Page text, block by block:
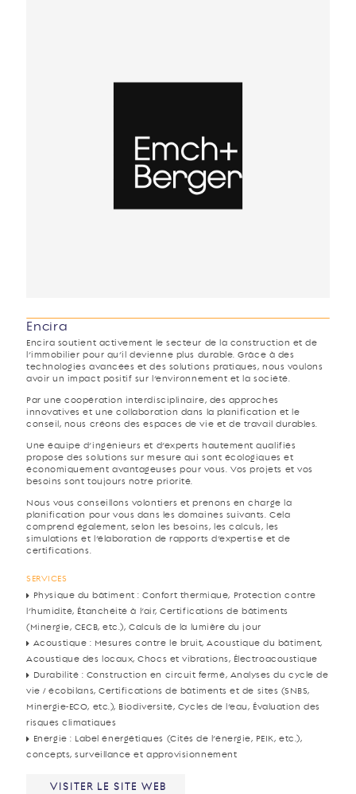
Encira
Encira soutient activement le secteur de la construction et de
l’immobilier pour qu’il devienne plus durable. Grâce à des
technologies avancées et des solutions pratiques, nous voulons
avoir un impact positif sur l’environnement et la société.
Par une coopération interdisciplinaire, des approches
innovatives et une collaboration dans la planification et le
conseil, nous créons des espaces de vie et de travail durables.
Une équipe d’ingénieurs et d’experts hautement qualifiés
propose des solutions sur mesure qui sont écologiques et
économiquement avantageuses pour vous. Vos projets et vos
besoins sont toujours notre priorité.
Nous vous conseillons volontiers et prenons en charge la
planification pour vous dans les domaines suivants. Cela
comprend également, selon les besoins, les calculs, les
simulations et l’élaboration de rapports d’expertise et de
certifications.
SERVICES
Physique du bâtiment : Confort thermique, Protection contre
l’humidité, Étanchéité à l’air, Certifications de bâtiments
(Minergie, CECB, etc.), Calculs de la lumière du jour
Acoustique : Mesures contre le bruit, Acoustique du bâtiment,
Acoustique des locaux, Chocs et vibrations, Électroacoustique
Durabilité : Construction en circuit fermé, Analyses du cycle de
vie / écobilans, Certifications de bâtiments et de sites (SNBS,
Minergie-ECO, etc.), Biodiversité, Cycles de l’eau, Évaluation des
risques climatiques
Energie : Label énergétiques (Cités de l’énergie, PEIK, etc.),
concepts, surveillance et approvisionnement
VISITER LE SITE WEB